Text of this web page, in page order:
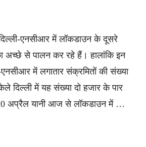
एनसीआर में लॉकडाउन के दूसरे
अच्छे से पालन कर रहे हैं। हालांकि इन
में लगातार संक्रमितों की संख्या
दिल्ली में यह संख्या दो हजार के पार
अप्रैल यानी आज से लॉकडाउन में …